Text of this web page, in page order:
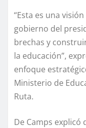
“Esta es una
gobierno del
brechas y
la educación”,
enfoque
Ministerio de
Ruta.
De Camps explicó